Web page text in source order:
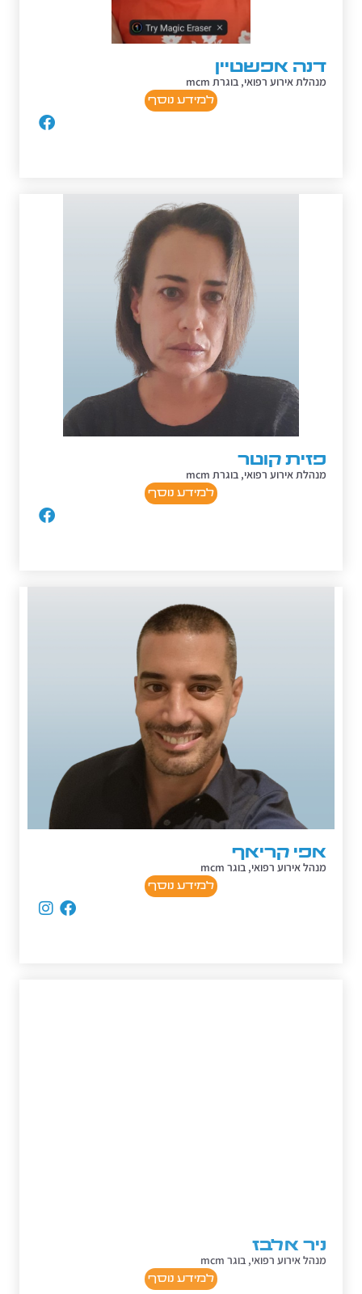
דנה אפשטיין
מנהלת אירוע רפואי, בוגרת mcm
למידע נוסף
פזית קוטר
מנהלת אירוע רפואי, בוגרת mcm
למידע נוסף
אפי קריאף
מנהל אירוע רפואי, בוגר mcm
למידע נוסף
ניר אלבז
מנהל אירוע רפואי, בוגר mcm
למידע נוסף